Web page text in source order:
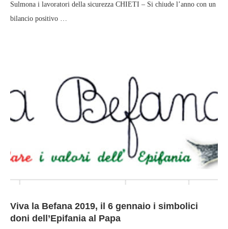
Sulmona i lavoratori della sicurezza CHIETI – Si chiude l’anno con un
bilancio positivo …
Viva la Befana 2019, il 6 gennaio i simbolici
doni dell’Epifania al Papa